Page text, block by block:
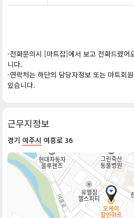
-전화문의시 [마트잡]에서 보고 전화드렸어
니다.
-연락처는 하단의 담당자정보 또는 마트회
있습니다.
근무지정보
경기 여주시 여흥로 36